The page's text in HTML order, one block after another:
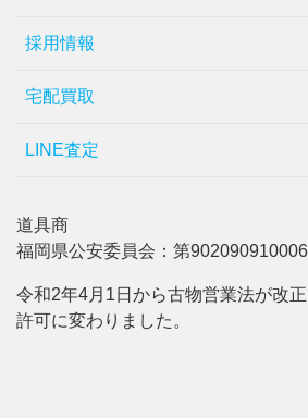
採用情報
宅配買取
LINE査定
道具商
福岡県公安委員会：第
令和2年4月1日から古物営業法が改
許可に変わりました。